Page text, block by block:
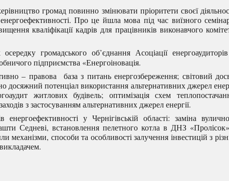
громад повинно змінювати пріоритети своєї
Про це йшла мова під час виїзного
кваліфікації кадрів для працівників виконавчого
громадського об’єднання Асоціації
підприємства «Енергоіновація.
– правова база з питань енергозбереження; світовий
досяжний потенціал використання альтернативних джерел
житлових будівель; оптимізація схем
з застосуванням альтернативних джерел енергії.
у Чернігівській області: заміна
Седневі, встановлення пелетного котла в ДНЗ
способи та особливості залучення інвестицій з